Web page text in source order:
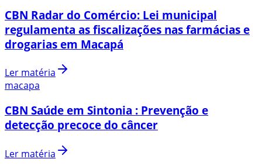
CBN Radar do Comércio: Lei municipal
regulamenta as fiscalizações nas farmácias e
drogarias em Macapá
Ler matéria
macapa
CBN Saúde em Sintonia : Prevenção e
detecção precoce do câncer
Ler matéria